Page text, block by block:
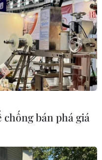
bán phá giá